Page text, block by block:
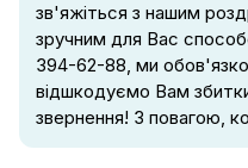
зв'яжіться з нашим
зручним для Вас
394-62-88, ми
відшкодуємо Вам
звернення! З повагою,